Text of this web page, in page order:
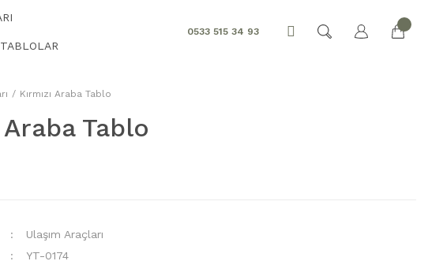
0533 515 34 93
Kırmızı Araba Tablo
Araba Tablo
Ulaşım Araçları
YT-0174